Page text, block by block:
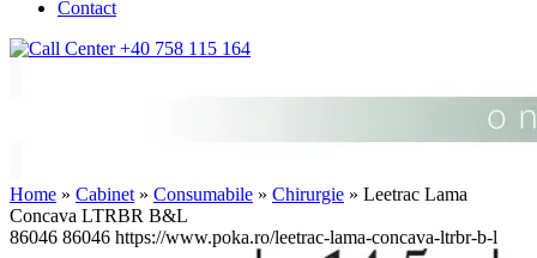
Contact
+40 758 115 164
Home » Cabinet » Consumabile » Chirurgie » Leetrac Lama
Concava LTRBR B&L
86046 86046 https://www.poka.ro/leetrac-lama-concava-ltrbr-b-l